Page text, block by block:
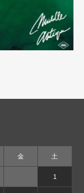
金 土
1